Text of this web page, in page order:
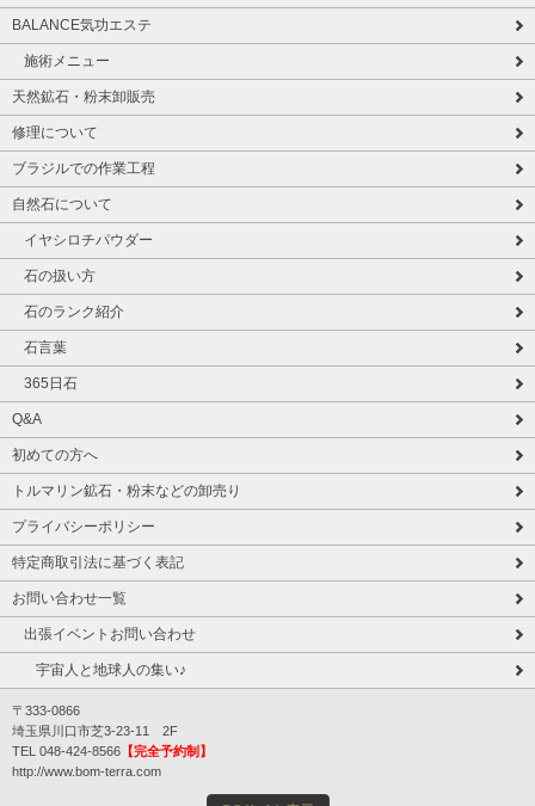
BALANCE気功エステ
施術メニュー
天然鉱石・粉末卸販売
修理について
ブラジルでの作業工程
自然石について
イヤシロチパウダー
石の扱い方
石のランク紹介
石言葉
365日石
Q&A
初めての方へ
トルマリン鉱石・粉末などの卸売り
プライバシーポリシー
特定商取引法に基づく表記
お問い合わせ一覧
出張イベントお問い合わせ
宇宙人と地球人の集い♪
〒333-0866
埼玉県川口市芝3-23-11 2F
TEL 048-424-8566 【完全予約制】
http://www.bom-terra.com